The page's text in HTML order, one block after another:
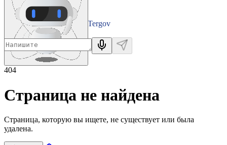
Tergov
Departamenti
404
Страница не найдена
Страница, которую вы ищете, не существует или была
удалена.